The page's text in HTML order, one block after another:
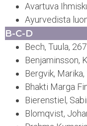
Avartuva
Ayurvedista
B-C-D
Bech, Tuula,
Benjaminsson,
Bergvik,
Bhakti Marga
Bierenstiel,
Blomqvist,